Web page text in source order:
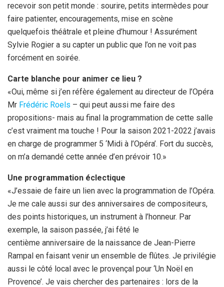
recevoir son petit monde : sourire, petits intermèdes pour
faire patienter, encouragements, mise en scène
quelquefois théâtrale et pleine d’humour ! Assurément
Sylvie Rogier a su capter un public que l’on ne voit pas
forcément en soirée.
Carte blanche pour animer ce lieu ?
«Oui, même si j’en réfère également au directeur de l’Opéra
Mr Frédéric Roels – qui peut aussi me faire des
propositions- mais au final la programmation de cette salle
c’est vraiment ma touche ! Pour la saison 2021-2022 j’avais
en charge de programmer 5 ‘Midi à l’Opéra’. Fort du succès,
on m’a demandé cette année d’en prévoir 10.»
Une programmation éclectique
«J’essaie de faire un lien avec la programmation de l’Opéra.
Je me cale aussi sur des anniversaires de compositeurs,
des points historiques, un instrument à l’honneur. Par
exemple, la saison passée, j’ai fêté le
centième anniversaire de la naissance de Jean-Pierre
Rampal en faisant venir un ensemble de flûtes. Je privilégie
aussi le côté local avec le provençal pour ‘Un Noël en
Provence’. Je vais chercher des partenaires : lors de la